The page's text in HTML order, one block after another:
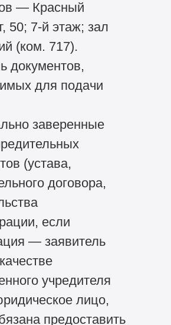
— Красный
50; 7-й этаж; зал
(ком. 717).
документов,
для подачи
заверенные
(устава,
договора,
если
— заявитель
учредителя
лицо,
предоставить